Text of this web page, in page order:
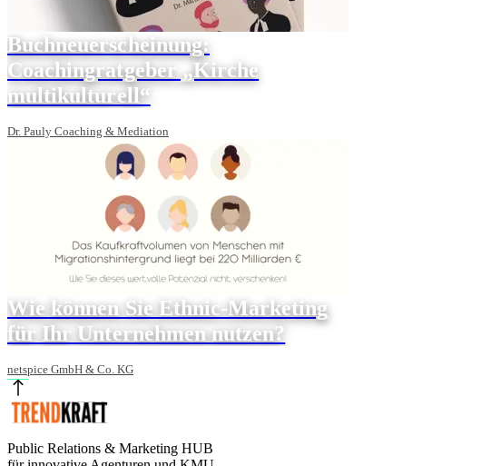
Buchneuerscheinung:
Coachingratgeber „Kirche
multikulturell“
Dr. Pauly Coaching & Mediation
Wie können Sie Ethnic-Marketing
für Ihr Unternehmen nutzen?
netspice GmbH & Co. KG
Public Relations & Marketing HUB